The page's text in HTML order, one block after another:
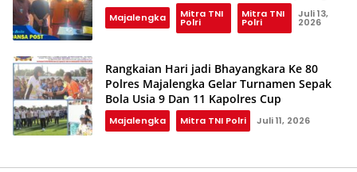
Majalengka Mitra TNI
Polri
Mitra TNI
Polri
Juli 13,
2026
Rangkaian Hari jadi Bhayangkara Ke 80
Polres Majalengka Gelar Turnamen Sepak
Bola Usia 9 Dan 11 Kapolres Cup
Majalengka Mitra TNI Polri Juli 11, 2026